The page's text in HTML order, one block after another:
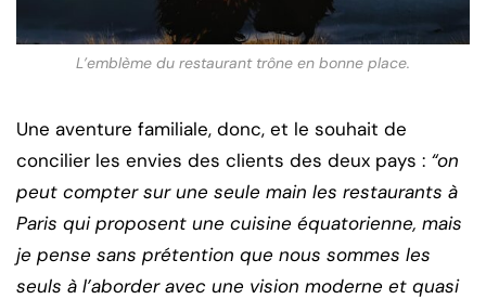
L’emblème du restaurant trône en bonne place.
Une aventure familiale, donc, et le souhait de
concilier les envies des clients des deux pays : “on
peut compter sur une seule main les restaurants à
Paris qui proposent une cuisine équatorienne, mais
je pense sans prétention que nous sommes les
seuls à l’aborder avec une vision moderne et quasi